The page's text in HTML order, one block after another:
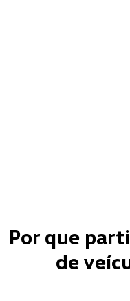
Por que
de